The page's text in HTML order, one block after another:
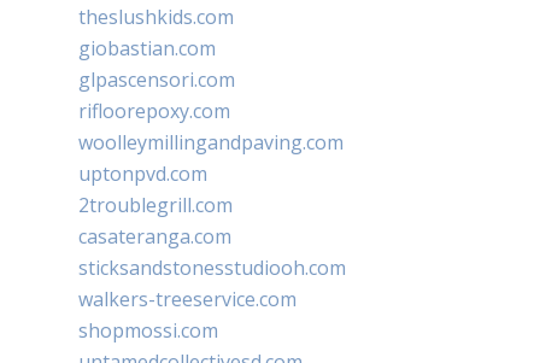
theslushkids.com
giobastian.com
glpascensori.com
rifloorepoxy.com
woolleymillingandpaving.com
uptonpvd.com
2troublegrill.com
casateranga.com
sticksandstonesstudiooh.com
walkers-treeservice.com
shopmossi.com